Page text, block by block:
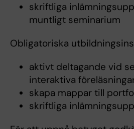
skriftliga
muntligt seminarium
Obligatoriska
aktivt deltagande vid
interaktiva
skapa mappar till
skriftliga